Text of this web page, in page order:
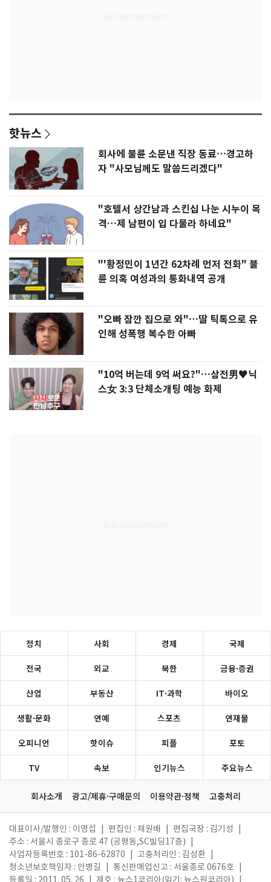
핫뉴스
회사에 불륜 소문낸 직장 동료…경고하
자 "사모님께도 말씀드리겠다"
"호텔서 상간남과 스킨십 나눈 시누이 목
격…제 남편이 입 다물라 하네요"
"'황정민이 1년간 62차례 먼저 전화" 불
륜 의혹 여성과의 통화내역 공개
"오빠 잠깐 집으로 와"…딸 틱톡으로 유
인해 성폭행 복수한 아빠
"10억 버는데 9억 써요?"…삼전男♥닉
스女 3:3 단체소개팅 예능 화제
정치 사회 경제 국제
전국 외교 북한 금융·증권
산업 부동산 IT·과학 바이오
생활·문화 연예 스포츠 연재물
오피니언 핫이슈 피플 포토
TV 속보 인기뉴스 주요뉴스
회사소개 광고/제휴·구매문의 이용약관·정책 고충처리
대표이사/발행인 : 이영섭 편집인 : 채원배 편집국장 : 김기성
주소 : 서울시 종로구 종로 47 (공평동,SC빌딩17층)
사업자등록번호 : 101-86-62870
고충처리인 : 김성환
청소년보호책임자 : 안병길
통신판매업신고 : 서울종로 0676호
등록일 : 2011. 05. 26
제호 : 뉴스1코리아(읽기: 뉴스원코리아)